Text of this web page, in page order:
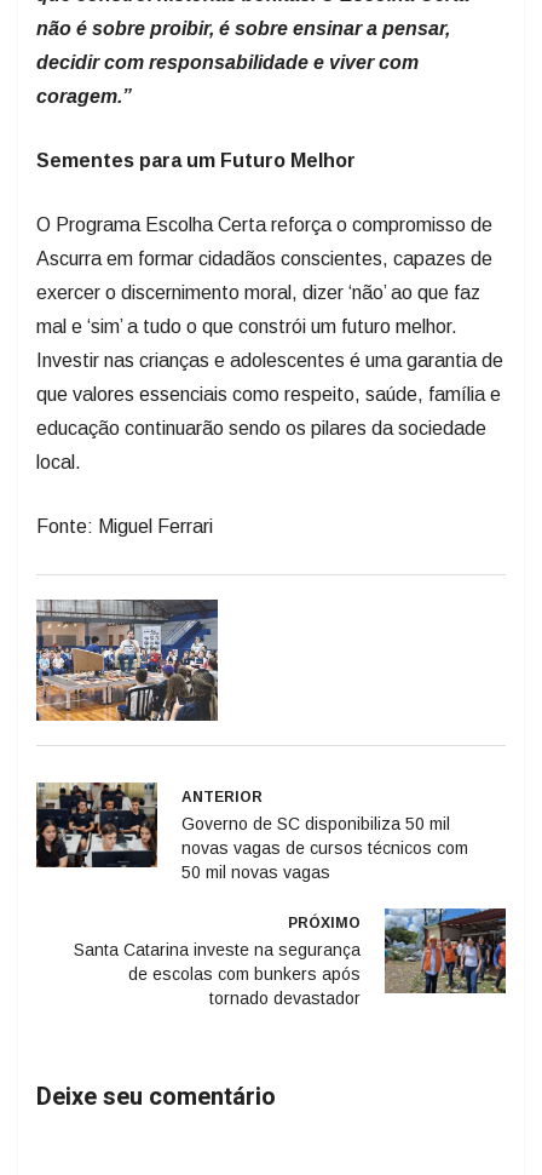
não é sobre proibir, é sobre ensinar a pensar,
decidir com responsabilidade e viver com
coragem.”
Sementes para um Futuro Melhor
O Programa Escolha Certa reforça o compromisso de
Ascurra em formar cidadãos conscientes, capazes de
exercer o discernimento moral, dizer ‘não’ ao que faz
mal e ‘sim’ a tudo o que constrói um futuro melhor.
Investir nas crianças e adolescentes é uma garantia de
que valores essenciais como respeito, saúde, família e
educação continuarão sendo os pilares da sociedade
local.
Fonte: Miguel Ferrari
ANTERIOR
Governo de SC disponibiliza 50 mil
novas vagas de cursos técnicos com
50 mil novas vagas
PRÓXIMO
Santa Catarina investe na segurança
de escolas com bunkers após
tornado devastador
Deixe seu comentário